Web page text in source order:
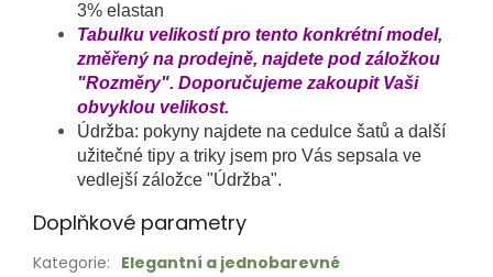
3% elastan
Tabulku velikostí pro tento konkrétní model,
změřený na prodejně, najdete pod záložkou
"Rozměry". Doporučujeme zakoupit Vaši
obvyklou velikost.
Údržba: pokyny najdete na cedulce šatů a další
užitečné tipy a triky jsem pro Vás sepsala ve
vedlejší záložce "Údržba".
Doplňkové parametry
Kategorie: Elegantní a jednobarevné